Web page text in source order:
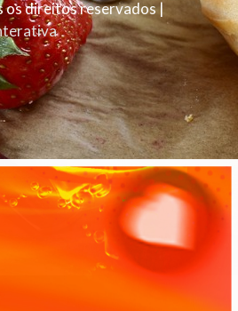
os direitos reservados |